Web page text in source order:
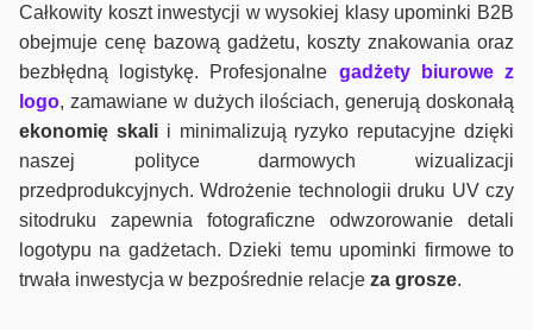
Całkowity koszt inwestycji w wysokiej klasy upominki B2B
obejmuje cenę bazową gadżetu, koszty znakowania oraz
bezbłędną logistykę. Profesjonalne gadżety biurowe z
logo, zamawiane w dużych ilościach, generują doskonałą
ekonomię skalii minimalizują ryzyko reputacyjne dzięki
naszej polityce darmowych wizualizacji
przedprodukcyjnych. Wdrożenie technologii druku UV czy
sitodruku zapewnia fotograficzne odwzorowanie detali
logotypu na gadżetach. Dzieki temu upominki firmowe to
trwała inwestycja w bezpośrednie relacje za grosze.